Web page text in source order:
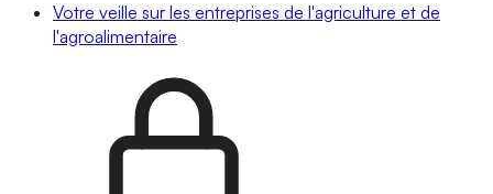
Votre veille sur les entreprises de l'agriculture et de
l'agroalimentaire